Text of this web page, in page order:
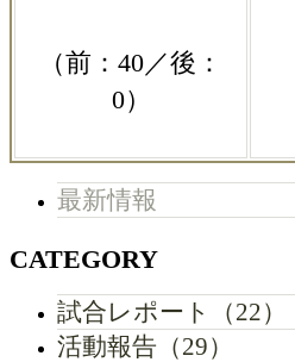
（前：40／後：
0）
最新情報
CATEGORY
試合レポート（22）
活動報告（29）